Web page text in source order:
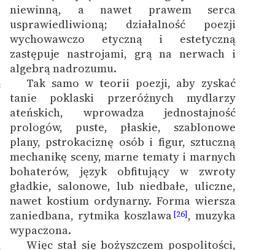
niewinną, a nawet prawem serca
usprawiedliwioną; działalność poezji
wychowawczo etyczną i estetyczną
zastępuje nastrojami, grą na nerwach i
algebrą nadrozumu.
Tak samo w teorii poezji, aby zyskać
tanie poklaski przeróżnych mydlarzy
ateńskich, wprowadza jednostajność
prologów, puste, płaskie, szablonowe
plany, pstrokaciznę osób i figur, sztuczną
mechanikę sceny, marne tematy i marnych
bohaterów, język obfitujący w zwroty
gładkie, salonowe, lub niedbałe, uliczne,
nawet kostium ordynarny. Forma wiersza
zaniedbana, rytmika koszlawa[26], muzyka
wypaczona.
Więc stał się bożyszczem pospolitości,